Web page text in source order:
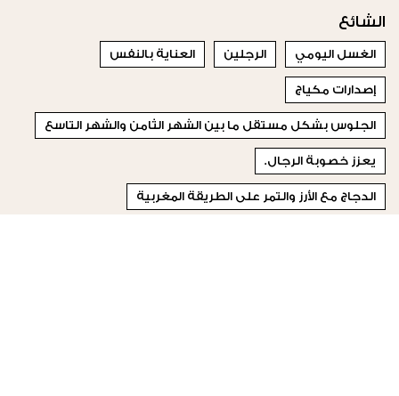
الشائع
الغسل اليومي الرجلين العناية بالنفس
إصدارات مكياج
الجلوس بشكل مستقل ما بين الشهر الثامن والشهر التاسع
يعزز خصوبة الرجال.
الدجاج مع الأرز والتمر على الطريقة المغربية